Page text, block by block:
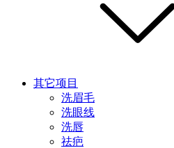
其它项目
洗眉毛
洗眼线
洗唇
祛疤